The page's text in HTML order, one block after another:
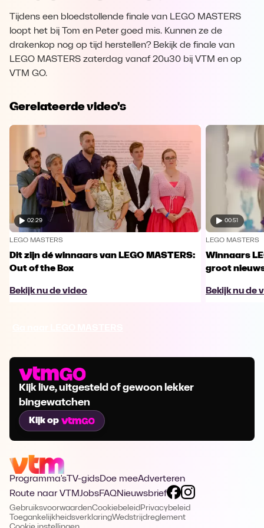
Tijdens een bloedstollende finale van LEGO MASTERS
loopt het bij Tom en Peter goed mis. Kunnen ze de
drakenkop nog op tijd herstellen? Bekijk de finale van
LEGO MASTERS zaterdag vanaf 20u30 bij VTM en op
VTM GO.
Gerelateerde video's
02:29
LEGO MASTERS
Dit zijn dé winnaars van LEGO MASTERS:
Out of the Box
Bekijk nu de video
00:51
LEGO MASTERS
Winnaars
groot
Bekijk nu de
Kijk live, uitgesteld of gewoon lekker
bingewatchen
Kijk op
Programma's TV-gidsDoe meeAdverteren
Route naar VTMJobsFAQNieuwsbrief
GebruiksvoorwaardenCookiebeleid Privacybeleid
ToegankelijkheidsverklaringWedstrijdreglement